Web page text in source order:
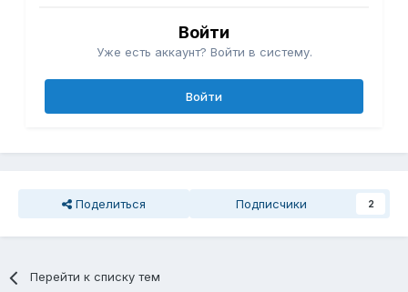
Войти
Уже есть аккаунт? Войти в систему.
Войти
Поделиться Подписчики 2
Перейти к списку тем